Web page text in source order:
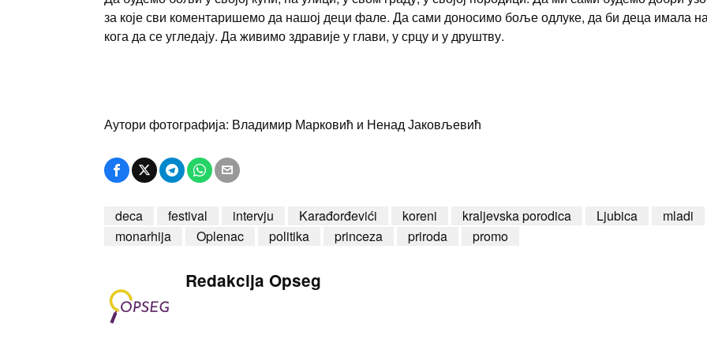
за које сви коментаришемо да нашој деци фале. Да сами доносимо боље одлуке, да би деца имала
кога да се угледају. Да живимо здравије у глави, у срцу и у друштву.
Аутори фотографија: Владимир Марковић и Ненад Јаковљевић
deca festival intervju Karađorđevići koreni kraljevska porodica Ljubica
mladi
monarhija
Oplenac politika princeza priroda promo
Redakcija Opseg